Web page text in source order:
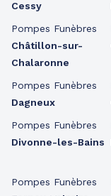
Cessy
Pompes Funèbres
Châtillon-sur-
Chalaronne
Pompes Funèbres
Dagneux
Pompes Funèbres
Divonne-les-Bains
Pompes Funèbres